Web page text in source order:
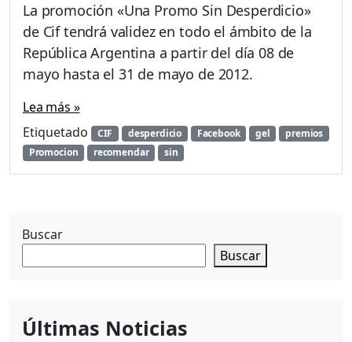
A
r
r
o
n
s
l
La promoción «Una Promo Sin Desperdicio»
de Cif tendrá validez en todo el ámbito de la
República Argentina a partir del día 08 de
mayo hasta el 31 de mayo de 2012.
Lea más »
Etiquetado
CIF desperdicio Facebook gel
premios
Promocion
recomendar sin
Buscar
Buscar
Últimas Noticias